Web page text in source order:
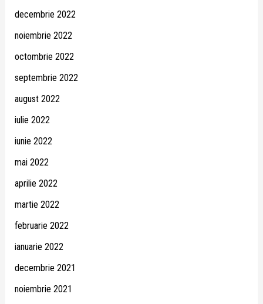
decembrie 2022
noiembrie 2022
octombrie 2022
septembrie 2022
august 2022
iulie 2022
iunie 2022
mai 2022
aprilie 2022
martie 2022
februarie 2022
ianuarie 2022
decembrie 2021
noiembrie 2021